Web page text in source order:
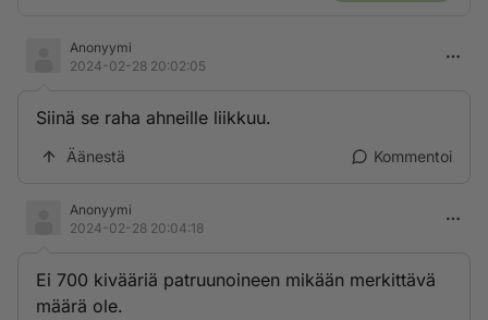
Anonyymi
2024-02-28 20:02:05
Siinä se raha ahneille liikkuu.
Äänestä Kommentoi
Anonyymi
2024-02-28 20:04:18
Ei 700 kivääriä patruunoineen mikään merkittävä
määrä ole.